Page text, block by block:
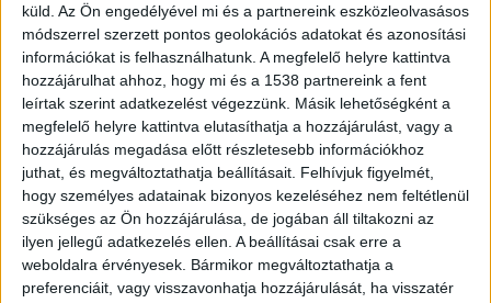
küld. Az Ön engedélyével mi és a partnereink eszközleolvasásos
módszerrel szerzett pontos geolokációs adatokat és azonosítási
információkat is felhasználhatunk. A megfelelő helyre kattintva
hozzájárulhat ahhoz, hogy mi és a 1538 partnereink a fent
leírtak szerint adatkezelést végezzünk. Másik lehetőségként a
megfelelő helyre kattintva elutasíthatja a hozzájárulást, vagy a
hozzájárulás megadása előtt részletesebb információkhoz
juthat, és megváltoztathatja beállításait. Felhívjuk figyelmét,
hogy személyes adatainak bizonyos kezeléséhez nem feltétlenül
szükséges az Ön hozzájárulása, de jogában áll tiltakozni az
ilyen jellegű adatkezelés ellen. A beállításai csak erre a
weboldalra érvényesek. Bármikor megváltoztathatja a
preferenciáit, vagy visszavonhatja hozzájárulását, ha visszatér
Bővíti kínálatát a Cupra – érkezik az olcsóbb
Raval